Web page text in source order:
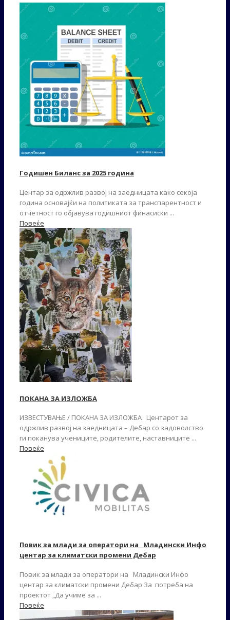
Годишен Биланс за 2025 година
Центар за одржлив развој на заедницата како секоја
година основајќи на политиката за транспарентност и
отчетност го објавува годишниот финасиски ...
Повеќе
ПОКАНА ЗА ИЗЛОЖБА
ИЗВЕСТУВАЊЕ / ПОКАНА ЗА ИЗЛОЖБА Центарот за
одржлив развој на заедницата – Дебар со задоволство
ги поканува учениците, родителите, наставниците ...
Повеќе
Повик за млади за оператори на Младински Инфо
центар за климатски промени Дебар
Повик за млади за оператори на Младински Инфо
центар за климатски промени Дебар За потреба на
проектот „Да учиме за ...
Повеќе